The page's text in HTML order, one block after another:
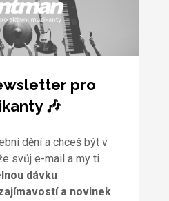
pro
🎶
dění a chceš být v
svůj e-mail a my ti
dávku
a novinek